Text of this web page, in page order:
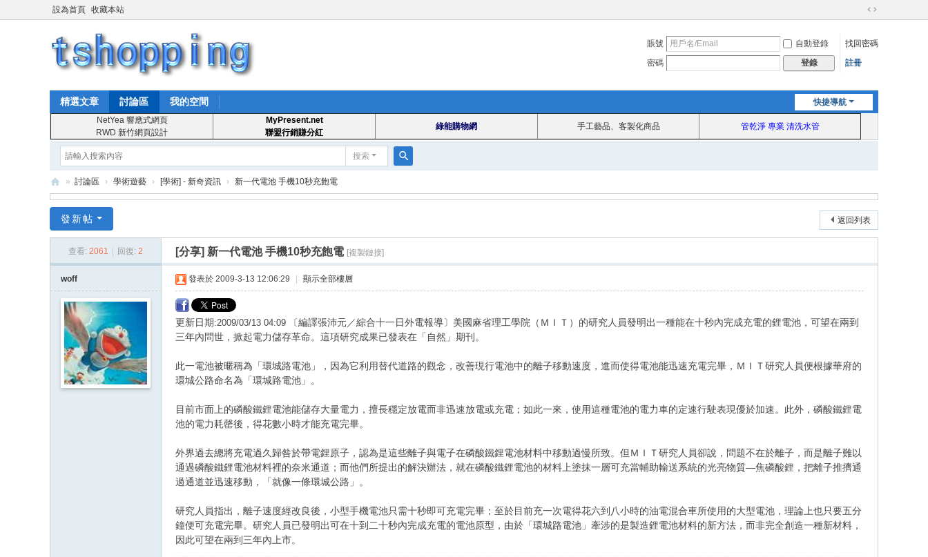
設為首頁 收藏本站
切
到
賬號 自動登錄
找回密碼
密碼
登錄 註冊
快捷導航
精選文章 討論區 我的空間
NetYea 響應式網頁
RWD 新竹網頁設計
MyPresent.net
聯盟行銷賺分紅
綠能購物網 手工藝品、客製化商品 管乾淨 專業 清洗水管
搜索
索
T
ho
pp
» 討論區 › 學術遊藝 › [學術] - 新奇資訊 › 新一代電池 手機10秒充飽電
返回列表
發新帖
查看: 2061 回復: 2 [分享] 新一代電池 手機10秒充飽電 [複製鏈接]
woff 發表於 2009-3-13 12:06:29 顯示全部樓層
更新日期:2009/03/13 04:09 〔編譯張沛元／綜合十一日外電報導〕美國麻省理工學院（ＭＩＴ）的研究人員發明出一種能在十秒內完成充電的鋰電池，可望在兩到
三年內問世，掀起電力儲存革命。這項研究成果已發表在「自然」期刊。
此一電池被暱稱為「環城路電池」，因為它利用替代道路的觀念，改善現行電池中的離子移動速度，進而使得電池能迅速充電完畢，ＭＩＴ研究人員便根據華府的
環城公路命名為「環城路電池」。
目前市面上的磷酸鐵鋰電池能儲存大量電力，擅長穩定放電而非迅速放電或充電；如此一來，使用這種電池的電力車的定速行駛表現優於加速。此外，磷酸鐵鋰電
池的電力耗罄後，得花數小時才能充電完畢。
外界過去總將充電過久歸咎於帶電鋰原子，認為是這些離子與電子在磷酸鐵鋰電池材料中移動過慢所致。但ＭＩＴ研究人員卻說，問題不在於離子，而是離子難以
通過磷酸鐵鋰電池材料裡的奈米通道；而他們所提出的解決辦法，就在磷酸鐵鋰電池的材料上塗抹一層可充當輔助輸送系統的光亮物質—焦磷酸鋰，把離子推擠通
過通道並迅速移動，「就像一條環城公路」。
研究人員指出，離子速度經改良後，小型手機電池只需十秒即可充電完畢；至於目前充一次電得花六到八小時的油電混合車所使用的大型電池，理論上也只要五分
鐘便可充電完畢。研究人員已發明出可在十到二十秒內完成充電的電池原型，由於「環城路電池」牽涉的是製造鋰電池材料的新方法，而非完全創造一種新材料，
因此可望在兩到三年內上市。